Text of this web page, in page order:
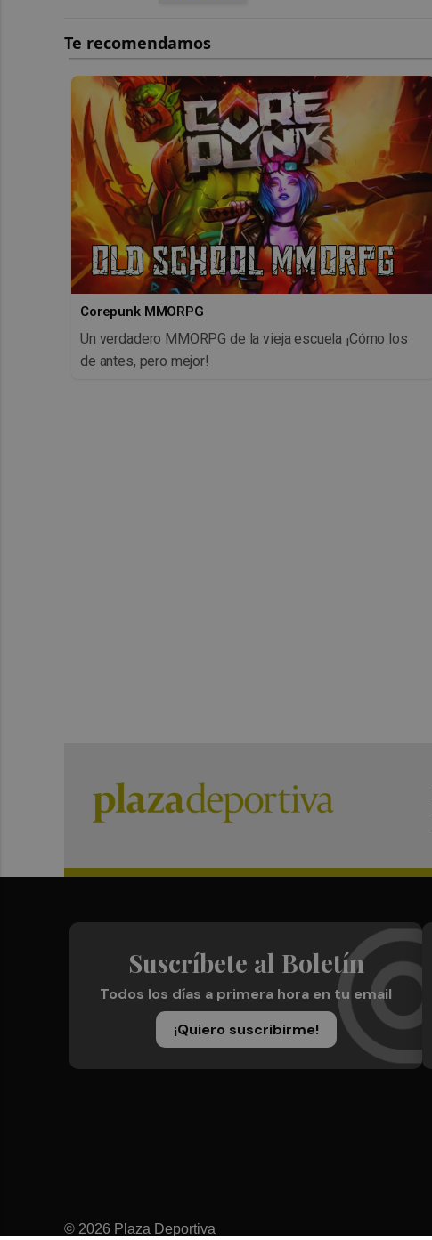
Corepunk MMORPG
Un verdadero MMORPG de la vieja escuela ¡Cómo los
de antes, pero mejor!
Suscríbete al Boletín
Todos los días a primera hora en tu email
¡Quiero suscribirme!
© 2026 Plaza Deportiva